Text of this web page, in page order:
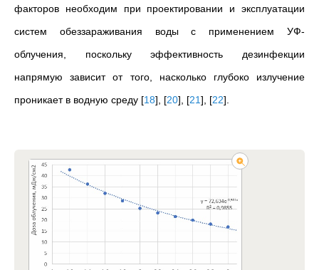
факторов необходим при проектировании и эксплуатации
систем обеззараживания воды с применением УФ-
облучения, поскольку эффективность дезинфекции
напрямую зависит от того, насколько глубоко излучение
проникает в водную среду [18], [20], [21], [22].